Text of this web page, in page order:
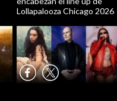
Lollapalooza Chicago 2026